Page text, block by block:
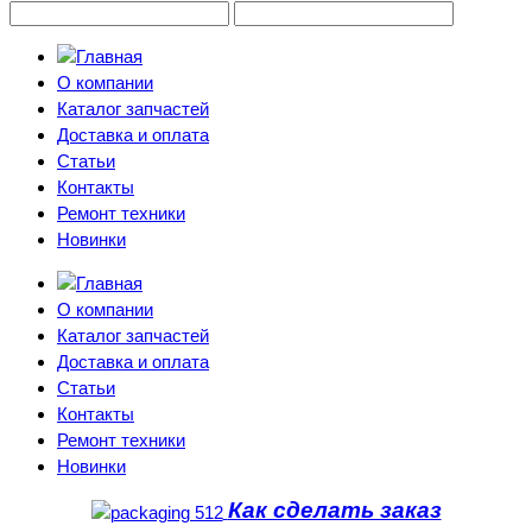
О компании
Каталог запчастей
Доставка и оплата
Статьи
Контакты
Ремонт техники
Новинки
О компании
Каталог запчастей
Доставка и оплата
Статьи
Контакты
Ремонт техники
Новинки
Как сделать заказ